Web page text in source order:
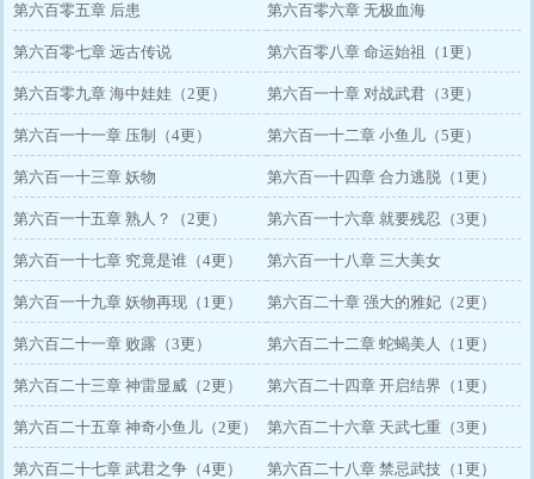
第六百零五章 后患 第六百零六章 无极血海
第六百零七章 远古传说 第六百零八章 命运始祖（1更）
第六百零九章 海中娃娃（2更） 第六百一十章 对战武君（3更）
第六百一十一章 压制（4更） 第六百一十二章 小鱼儿（5更）
第六百一十三章 妖物 第六百一十四章 合力逃脱（1更）
第六百一十五章 熟人？（2更） 第六百一十六章 就要残忍（3更）
第六百一十七章 究竟是谁（4更） 第六百一十八章 三大美女
第六百一十九章 妖物再现（1更） 第六百二十章 强大的雅妃（2更）
第六百二十一章 败露（3更） 第六百二十二章 蛇蝎美人（1更）
第六百二十三章 神雷显威（2更） 第六百二十四章 开启结界（1更）
第六百二十五章 神奇小鱼儿（2更） 第六百二十六章 天武七重（3更）
第六百二十七章 武君之争（4更） 第六百二十八章 禁忌武技（1更）